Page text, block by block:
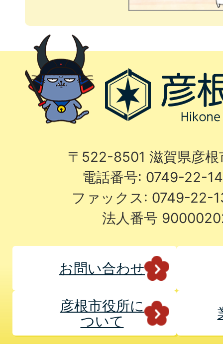
〒522-8501 滋賀県彦
電話番号: 0749-22-
ファックス: 0749-22-
法人番号
お問い合わせ
彦根市役所に
ついて